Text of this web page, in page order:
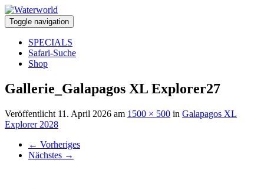
Toggle navigation
SPECIALS
Safari-Suche
Shop
Gallerie_Galapagos XL Explorer27
Veröffentlicht 11. April 2026 am 1500 × 500 in Galapagos XL
Explorer 2028
← Vorheriges
Nächstes →